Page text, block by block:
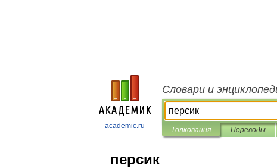
academic.ru
Словари и
Толкования Переводы
персик